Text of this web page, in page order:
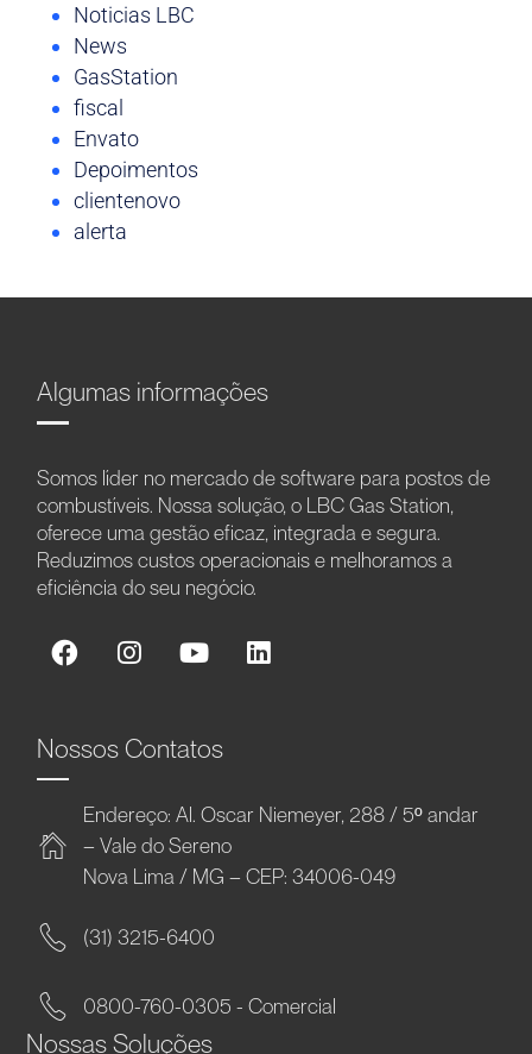
Noticias LBC
News
GasStation
fiscal
Envato
Depoimentos
clientenovo
alerta
Algumas informações
Somos líder no mercado de software para postos de
combustíveis. Nossa solução, o LBC Gas Station,
oferece uma gestão eficaz, integrada e segura.
Reduzimos custos operacionais e melhoramos a
eficiência do seu negócio.
Nossos Contatos
Endereço: Al. Oscar Niemeyer, 288 / 5º andar
– Vale do Sereno
Nova Lima / MG – CEP: 34006-049
(31) 3215-6400
0800-760-0305 - Comercial
Nossas Soluções